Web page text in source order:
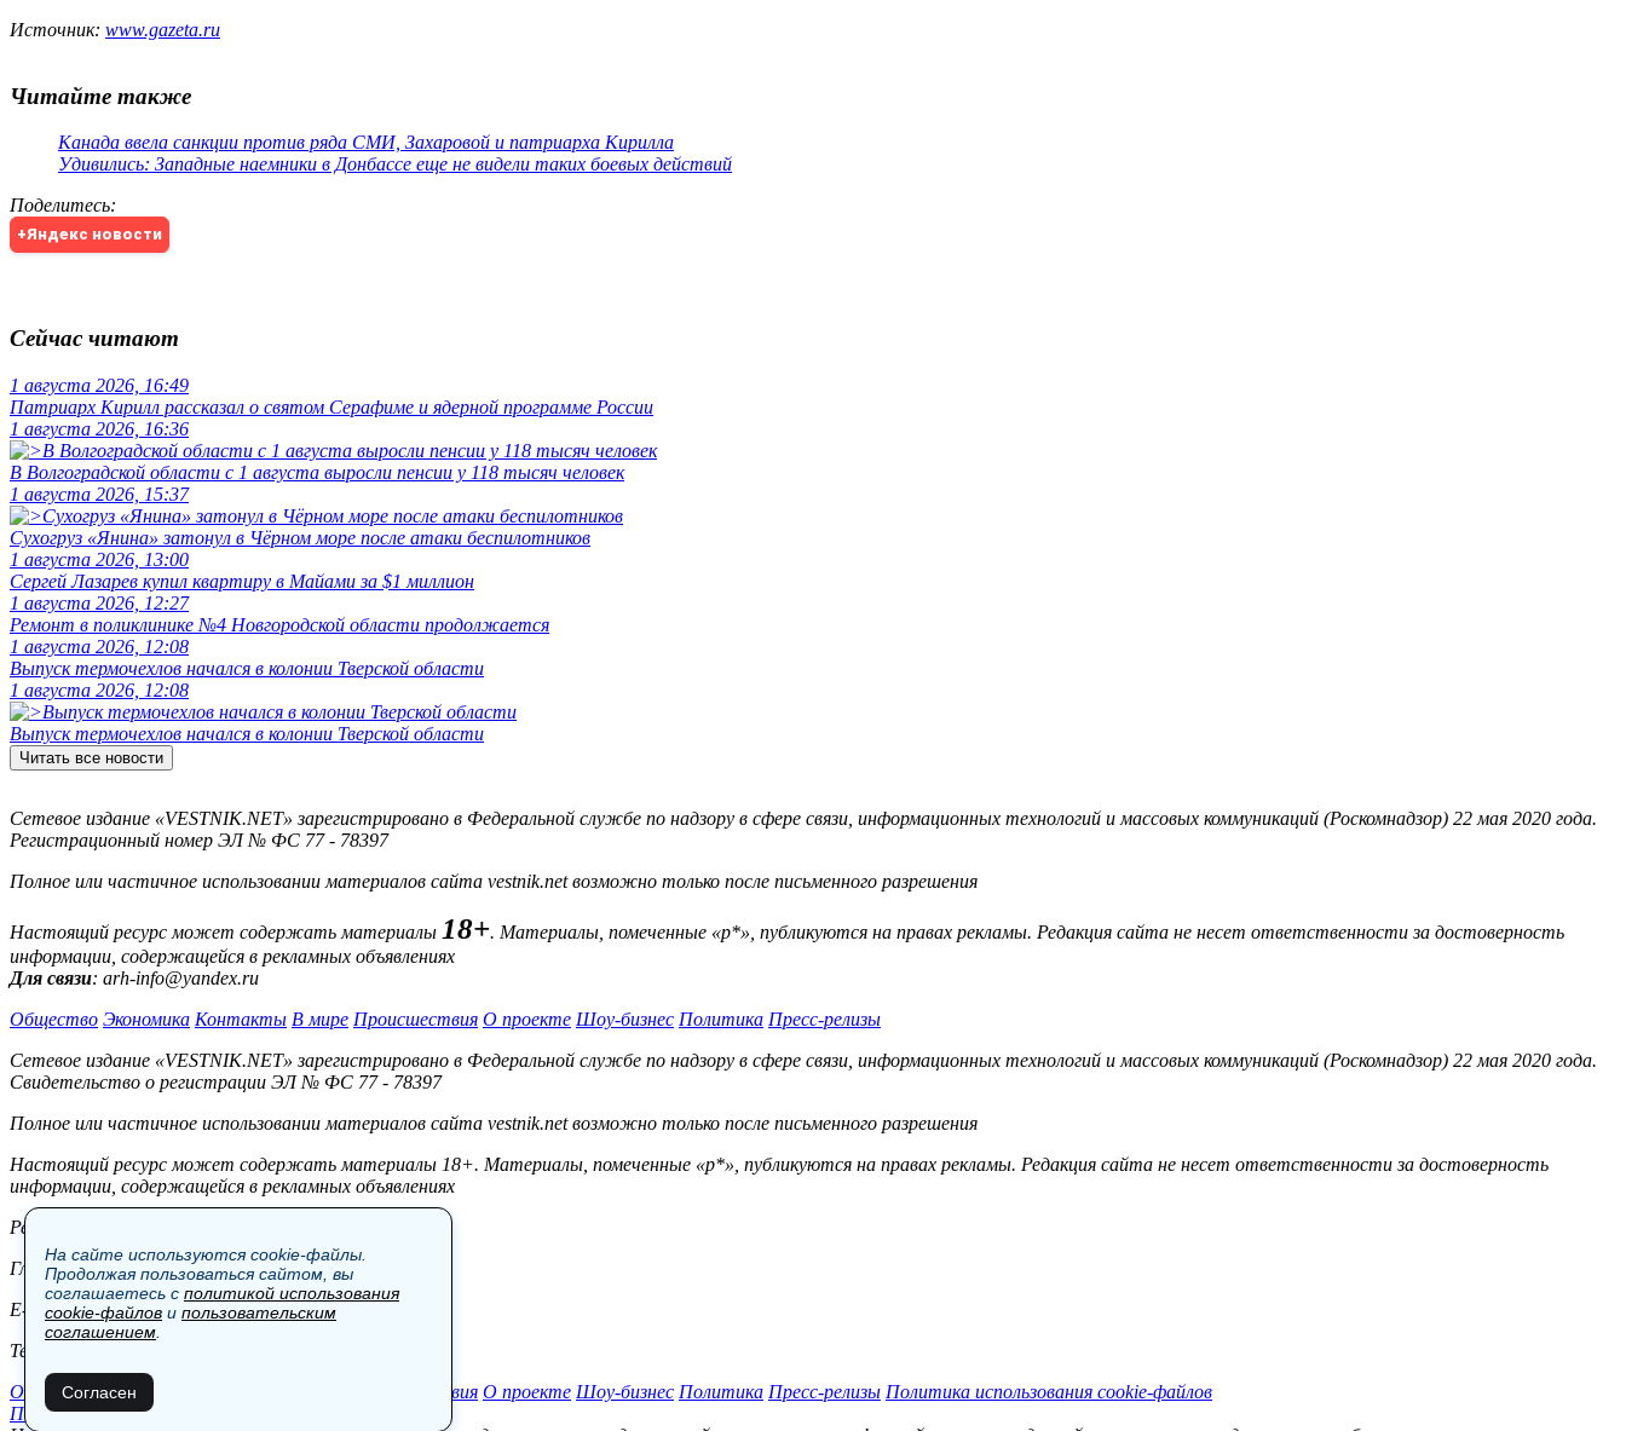
Источник: www.gazeta.ru
Читайте также
Канада ввела санкции против ряда СМИ, Захаровой и патриарха Кирилла
Удивились: Западные наемники в Донбассе еще не видели таких боевых действий
Поделитесь:
+Яндекс новости
Сейчас читают
1 августа 2026, 16:49
Патриарх Кирилл рассказал о святом Серафиме и ядерной программе России
1 августа 2026, 16:36
В Волгоградской области с 1 августа выросли пенсии у 118 тысяч человек
1 августа 2026, 15:37
Сухогруз «Янина» затонул в Чёрном море после атаки беспилотников
1 августа 2026, 13:00
Сергей Лазарев купил квартиру в Майами за $1 миллион
1 августа 2026, 12:27
Ремонт в поликлинике №4 Новгородской области продолжается
1 августа 2026, 12:08
Выпуск термочехлов начался в колонии Тверской области
1 августа 2026, 12:08
Выпуск термочехлов начался в колонии Тверской области
Читать все новости
Сетевое издание «VESTNIK.NET» зарегистрировано в Федеральной службе по надзору в сфере связи, информационных технологий и массовых коммуникаций (Роскомнадзор) 22 мая 2020 года.
Регистрационный номер ЭЛ № ФС 77 - 78397
Полное или частичное использовании материалов сайта vestnik.net возможно только после письменного разрешения
Настоящий ресурс может содержать материалы 18+. Материалы, помеченные «р*», публикуются на правах рекламы. Редакция сайта не несет ответственности за достоверность
информации, содержащейся в рекламных объявлениях
Для связи: arh-info@yandex.ru
Общество Экономика Контакты В мире Происшествия О проекте Шоу-бизнес Политика Пресс-релизы
Сетевое издание «VESTNIK.NET» зарегистрировано в Федеральной службе по надзору в сфере связи, информационных технологий и массовых коммуникаций (Роскомнадзор) 22 мая 2020 года.
Свидетельство о регистрации ЭЛ № ФС 77 - 78397
Полное или частичное использовании материалов сайта vestnik.net возможно только после письменного разрешения
Настоящий ресурс может содержать материалы 18+. Материалы, помеченные «р*», публикуются на правах рекламы. Редакция сайта не несет ответственности за достоверность
информации, содержащейся в рекламных объявлениях
Редакция:
Главный редактор: Боровов М.С.
E-mail: site@vestnik.net, reb.msk@yandex.ru
Тел.: +7 (921) 720-00-97
Общество Экономика Происшествия О проекте Шоу-бизнес Политика Пресс-релизы Политика использования cookie-файлов
Пользовательское соглашение
На сайте используются cookie-файлы.
Продолжая пользоваться сайтом, вы
соглашаетесь с политикой использования
cookie-файлов и пользовательским
соглашением
Согласен